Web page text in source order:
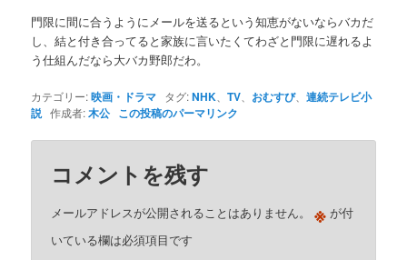
門限に間に合うようにメールを送るという知恵がないならバカだ
し、結と付き合ってると家族に言いたくてわざと門限に遅れるよ
う仕組んだなら大バカ野郎だわ。
カテゴリー:映画・ドラマ タグ:NHK 、TV おむすび、連続テレビ小
説 作成者:木公 この投稿のパーマリンク
コメントを残す
メールアドレスが公開されることはありません。 ※ が付
いている欄は必須項目です